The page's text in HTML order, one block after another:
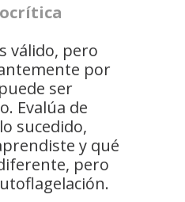
válido, pero
por
ser
Evalúa de
sucedido,
y qué
pero